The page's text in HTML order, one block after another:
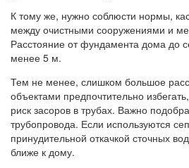
К тому же, нужно соблюсти нормы,
между очистными сооружениями и
Расстояние от фундамента дома до
менее 5 м.
Тем не менее, слишком большое
объектами предпочтительно
риск засоров в трубах. Важно
трубопровода. Если используются
принудительной откачкой сточных
ближе к дому.